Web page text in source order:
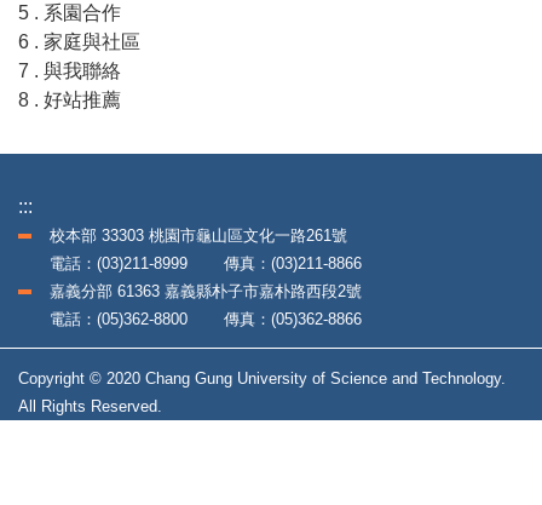
5 . 系園合作
6 . 家庭與社區
7 . 與我聯絡
8 . 好站推薦
:::
校本部 33303 桃園市龜山區文化一路261號
電話：(03)211-8999 傳真：(03)211-8866
嘉義分部 61363 嘉義縣朴子市嘉朴路西段2號
電話：(05)362-8800 傳真：(05)362-8866
Copyright © 2020 Chang Gung University of Science and Technology.
All Rights Reserved.